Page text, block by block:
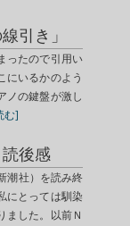
引き」
ったので引用い
にいるかのよう
ノの鍵盤が激し
む]
読後感
潮社）を読み終
にとっては馴染
ました。以前Ｎ